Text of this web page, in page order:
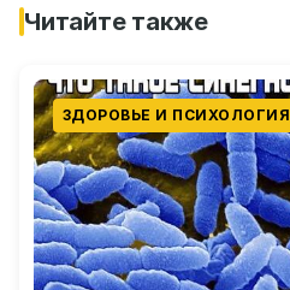
Читайте также
ЗДОРОВЬЕ И ПСИХОЛОГИЯ